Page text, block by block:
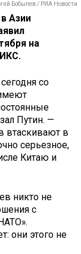
Бобылев / РИА Новости
Азии
на
со
Путин. —
втаскивают в
серьезное,
Китаю и
никто не
с
они этого не